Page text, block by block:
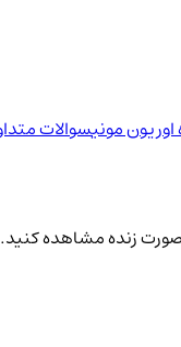
اوریون مونیسوالات
زنده مشاهده کنید.